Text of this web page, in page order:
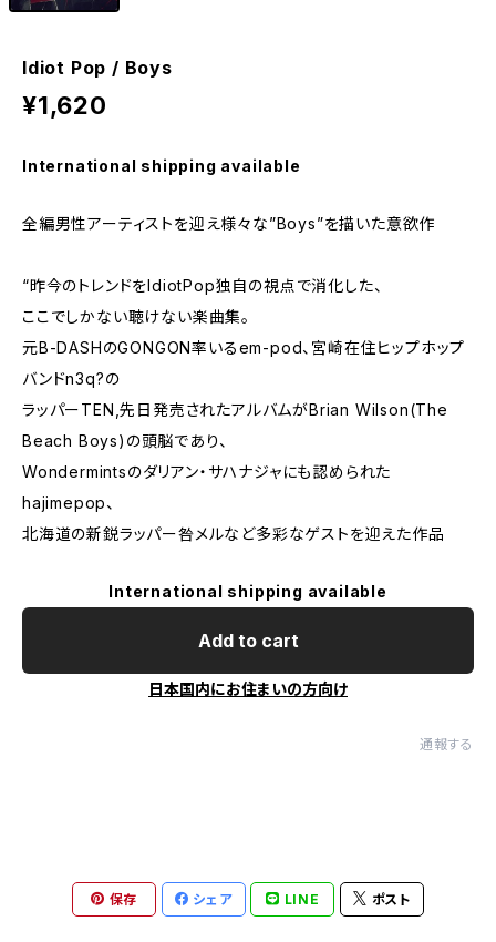
Idiot Pop / Boys
¥1,620
International shipping available
全編男性アーティストを迎え様々な”Boys”を描いた意欲作
“昨今のトレンドをIdiotPop独自の視点で消化した、
ここでしかない聴けない楽曲集。
元B-DASHのGONGON率いるem-pod、宮崎在住ヒップホップ
バンドn3q?の
ラッパーTEN,先日発売されたアルバムがBrian Wilson(The
Beach Boys)の頭脳であり、
Wondermintsのダリアン・サハナジャにも認められた
hajimepop、
北海道の新鋭ラッパー咎メルなど多彩なゲストを迎えた作品
International shipping available
Add to cart
日本国内にお住まいの方向け
通報する
保存 シェア LINE ポスト